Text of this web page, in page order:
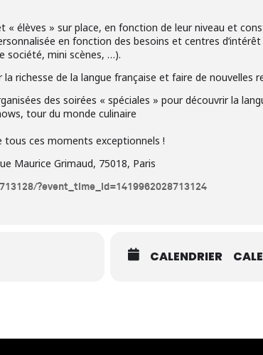
« élèves » sur place, en fonction de leur niveau et
en fonction des besoins et centres
société, mini scènes, …).
richesse de la langue française et faire de nouvelles
des soirées « spéciales » pour découvrir la
tour du monde culinaire
ces moments exceptionnels !
Maurice Grimaud, 75018, Paris
?event_time_id=1419962028713124
CALENDRIER